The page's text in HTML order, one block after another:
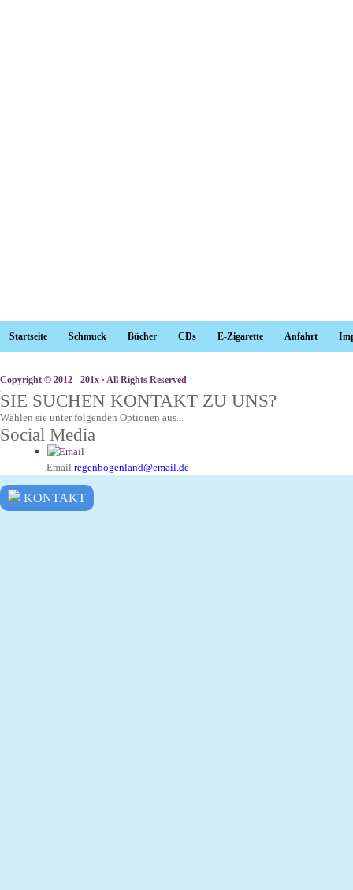
Startseite Schmuck Bücher CDs E-Zigarette Anfahrt
Copyright © 2012 - 201x · All Rights Reserved
SIE SUCHEN KONTAKT ZU UNS?
Wählen sie unter folgenden Optionen aus...
Social Media
Email regenbogenland@email.de
KONTAKT